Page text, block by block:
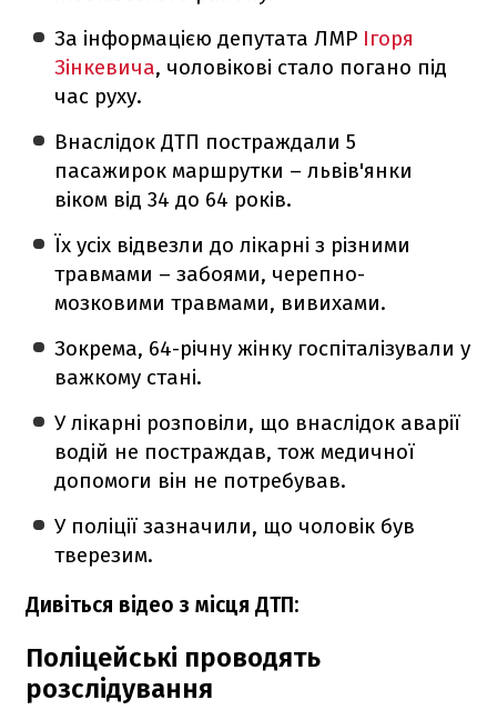
За інформацією депутата ЛМР Ігоря
Зінкевича, чоловікові стало погано під
час руху.
Внаслідок ДТП постраждали 5
пасажирок маршрутки – львів'янки
віком від 34 до 64 років.
Їх усіх відвезли до лікарні з різними
травмами – забоями, черепно-
мозковими травмами, вивихами.
Зокрема, 64-річну жінку госпіталізували у
важкому стані.
У лікарні розповіли, що внаслідок аварії
водій не постраждав, тож медичної
допомоги він не потребував.
У поліції зазначили, що чоловік був
тверезим.
Дивіться відео з місця ДТП:
Поліцейські проводять
розслідування